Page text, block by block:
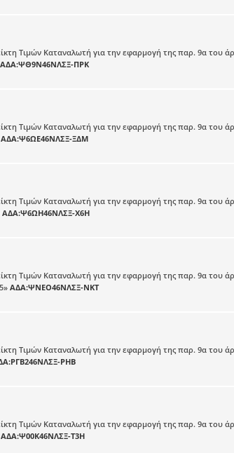
Τιμών Καταναλωτή για την εφαρμογή της παρ. 9α του
ΑΔΑ:ΨΘ9Ν46ΝΛΣΞ-ΠΡΚ
Τιμών Καταναλωτή για την εφαρμογή της παρ. 9α του
ΑΔΑ:Ψ6ΩΕ46ΝΛΣΞ-ΞΔΜ
Τιμών Καταναλωτή για την εφαρμογή της παρ. 9α του
ΑΔΑ:Ψ6ΩΗ46ΝΛΣΞ-Χ6Η
Τιμών Καταναλωτή για την εφαρμογή της παρ. 9α του
ΑΔΑ:ΨΝΕΟ46ΝΛΣΞ-ΝΚΤ
Τιμών Καταναλωτή για την εφαρμογή της παρ. 9α του
ΡΗΒ
Τιμών Καταναλωτή για την εφαρμογή της παρ. 9α του
ΑΔΑ:Ψ00Κ46ΝΛΣΞ-Τ3Η